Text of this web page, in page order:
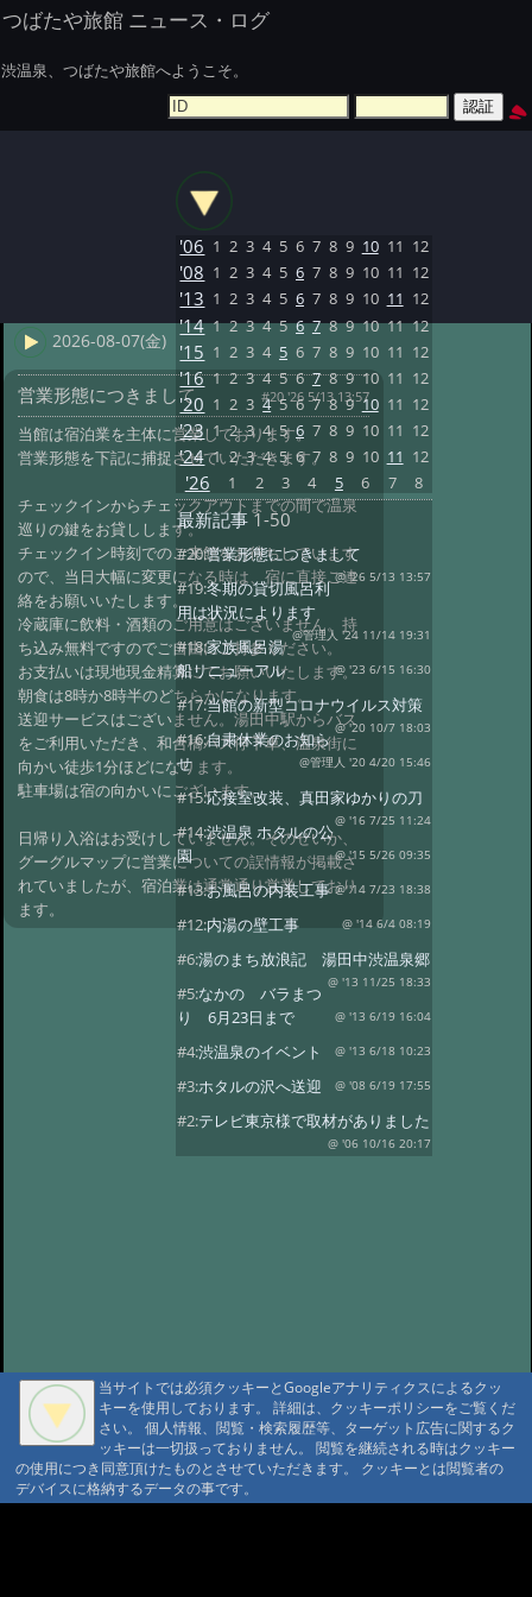
つばたや旅館 ニュース・ログ
渋温泉、つばたや旅館へようこそ。
2026-08-07(金)
営業形態につきまして #20 '26 5/13 13:57
当館は宿泊業を主体に営業しております。
営業形態を下記に捕捉させていただきます。
チェックインからチェックアウトまでの間で温泉
巡りの鍵をお貸しします。
チェックイン時刻でのご来館をお待ちしています
ので、当日大幅に変更になる時は、宿に直接ご連
絡をお願いいたします。
冷蔵庫に飲料・酒類のご用意はございません。持
ち込み無料ですのでご自由にご持参ください。
お支払いは現地現金精算にてお願いいたします。
朝食は8時か8時半のどちらかになります。
送迎サービスはございません。湯田中駅からバス
をご利用いただき、和合橋バス停下車、温泉街に
向かい徒歩1分ほどになります。
駐車場は宿の向かいにございます。
日帰り入浴はお受けしていません。そのせいか、
グーグルマップに営業についての誤情報が掲載さ
れていましたが、宿泊業は通常通り営業しており
ます。
'06 1 2 3 4 5 6 7 8 9 10 11 12
'08 1 2 3 4 5 6 7 8 9 10 11 12
'13 1 2 3 4 5 6 7 8 9 10 11 12
'14 1 2 3 4 5 6 7 8 9 10 11 12
'15 1 2 3 4 5 6 7 8 9 10 11 12
'16 1 2 3 4 5 6 7 8 9 10 11 12
'20 1 2 3 4 5 6 7 8 9 10 11 12
'23 1 2 3 4 5 6 7 8 9 10 11 12
'24 1 2 3 4 5 6 7 8 9 10 11 12
'26 1 2 3 4 5 6 7 8
最新記事1-50
#20:営業形態につきまして
@ '26 5/13 13:57
#19:冬期の貸切風呂利
用は状況によります
@管理人 '24 11/14 19:31
#18:家族風呂湯
船リニューアル
@ '23 6/15 16:30
#17:当館の新型コロナウイルス対策
@ '20 10/7 18:03
#16:自粛休業のお知ら
せ
@管理人 '20 4/20 15:46
#15:応接室改装、真田家ゆかりの刀
@ '16 7/25 11:24
#14:渋温泉 ホタルの公
園
@ '15 5/26 09:35
#13:お風呂の内装工事 @ '14 7/23 18:38
#12:内湯の壁工事 @ '14 6/4 08:19
#6:湯のまち放浪記 湯田中渋温泉郷
@ '13 11/25 18:33
#5:なかの バラまつ
り 6月23日まで
@ '13 6/19 16:04
#4:渋温泉のイベント @ '13 6/18 10:23
#3:ホタルの沢へ送迎 @ '08 6/19 17:55
#2:テレビ東京様で取材がありました
@ '06 10/16 20:17
当サイトでは必須クッキーとGoogleアナリティクスによるクッ
キーを使用しております。 詳細は、クッキーポリシーをご覧くだ
さい。 個人情報、閲覧・検索履歴等、ターゲット広告に関するク
ッキーは一切扱っておりません。 閲覧を継続される時はクッキー
の使用につき同意頂けたものとさせていただきます。 クッキーとは閲覧者の
デバイスに格納するデータの事です。